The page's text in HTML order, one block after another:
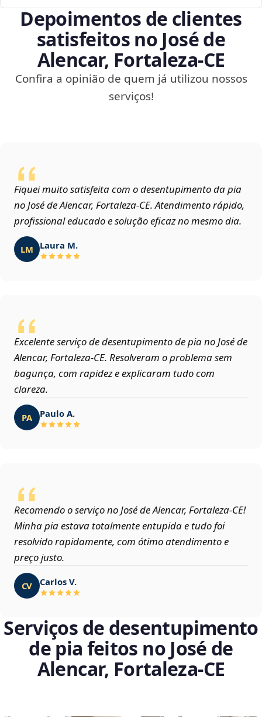
Depoimentos de clientes
satisfeitos no José de
Alencar, Fortaleza‑CE
Confira a opinião de quem já utilizou nossos
serviços!
Fiquei muito satisfeita com o desentupimento da pia
no José de Alencar, Fortaleza‑CE. Atendimento rápido,
profissional educado e solução eficaz no mesmo dia.
LM Laura M.
Excelente serviço de desentupimento de pia no José de
Alencar, Fortaleza‑CE. Resolveram o problema sem
bagunça, com rapidez e explicaram tudo com
clareza.
PA Paulo A.
Recomendo o serviço no José de Alencar, Fortaleza‑CE!
Minha pia estava totalmente entupida e tudo foi
resolvido rapidamente, com ótimo atendimento e
preço justo.
CV Carlos V.
Serviços de desentupimento
de pia feitos no José de
Alencar, Fortaleza‑CE